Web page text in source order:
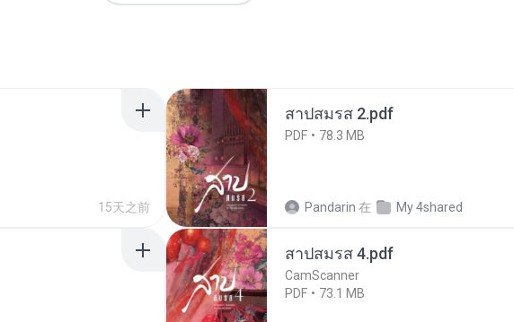
15天之前
สาปสมรส 2.pdf
PDF 78.3 MB
Pandarin 在 My 4shared
สาปสมรส 4.pdf
CamScanner
PDF
73.1 MB